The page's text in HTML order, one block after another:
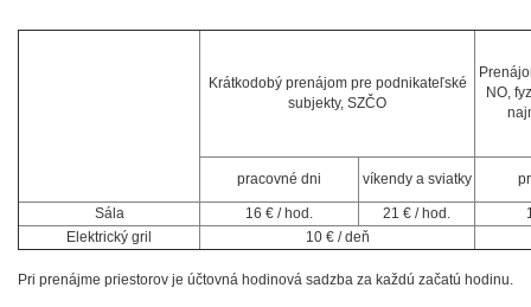
Krátkodobý prenájom pre podnikateľské
subjekty, SZČO
NO,
pracovné dni víkendy a sviatky
Sála 16 € / hod. 21 € / hod.
Elektrický gril
10 € / deň
Pri prenájme priestorov je účtovná hodinová sadzba za každú začatú hodinu.